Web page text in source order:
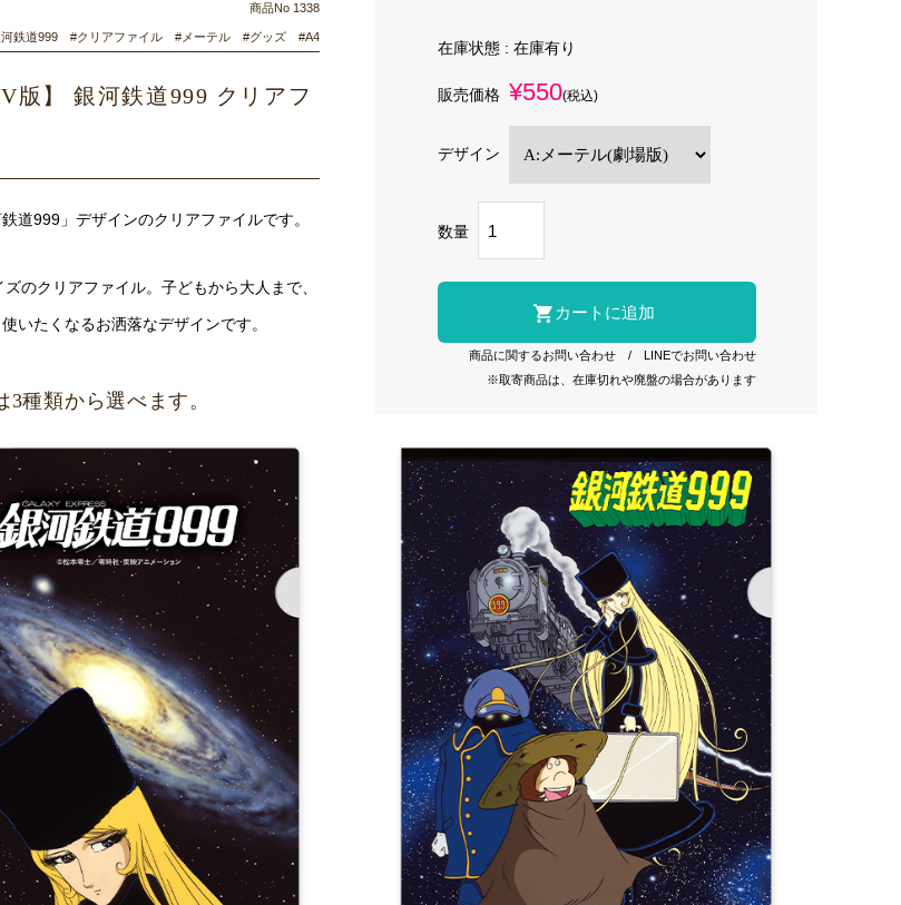
商品No 1338
河鉄道999 #クリアファイル #メーテル #グッズ #A4
版】 銀河鉄道999 クリアフ
道999」デザインのクリアファイルです。
のクリアファイル。子どもから大人まで、
いたくなるお洒落なデザインです。
3種類から選べます。
在庫状態 : 在庫有り
販売価格 ¥550(税込)
デザイン
数量
商品に関するお問い合わせ/ LINEでお問い合わせ
※取寄商品は、在庫切れや廃盤の場合があります